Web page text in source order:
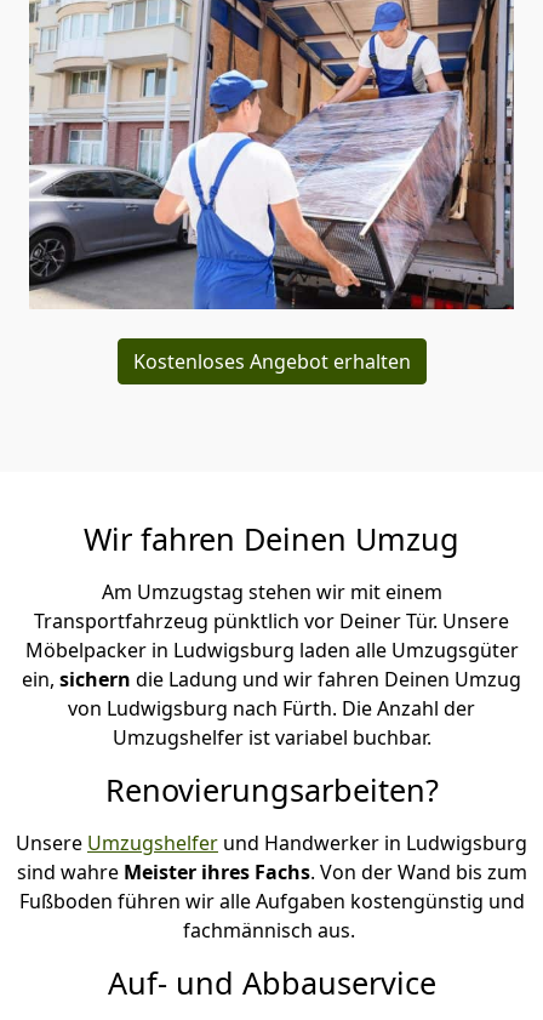
Kostenloses Angebot erhalten
Wir fahren Deinen Umzug
Am Umzugstag stehen wir mit einem
Transportfahrzeug pünktlich vor Deiner Tür. Unsere
Möbelpacker in Ludwigsburg laden alle Umzugsgüter
ein, sichern die Ladung und wir fahren Deinen Umzug
von Ludwigsburg nach Fürth. Die Anzahl der
Umzugshelfer ist variabel buchbar.
Renovierungsarbeiten?
Unsere Umzugshelfer und Handwerker in Ludwigsburg
sind wahre Meister ihres Fachs. Von der Wand bis zum
Fußboden führen wir alle Aufgaben kostengünstig und
fachmännisch aus.
Auf- und Abbauservice